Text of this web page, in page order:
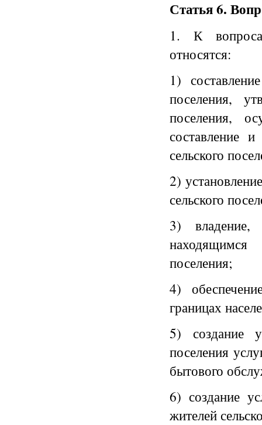
Статья 6.
1. К
относятся:
1)
поселения,
поселения,
составление
сельского
2)
сельского
3) владение,
находящимся
поселения;
4)
границах
5) создание
поселения
бытового
6) создание
жителей